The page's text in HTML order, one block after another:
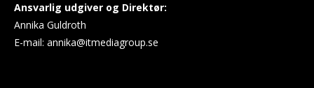
Ansvarlig udgiver og Direktør:
Annika Guldroth
E-mail: annika@itmediagroup.se